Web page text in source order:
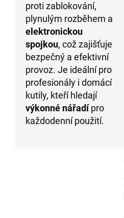
proti zablokování,
plynulým rozběhem a
elektronickou
spojkou, což zajišťuje
bezpečný a efektivní
provoz. Je ideální pro
profesionály i domácí
kutily, kteří hledají
výkonné nářadípro
každodenní použití.